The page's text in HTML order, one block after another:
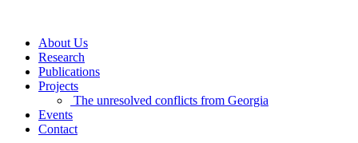
About Us
Research
Publications
Projects
The unresolved conflicts from Georgia
Events
Contact